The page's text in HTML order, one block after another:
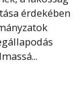
érdekében